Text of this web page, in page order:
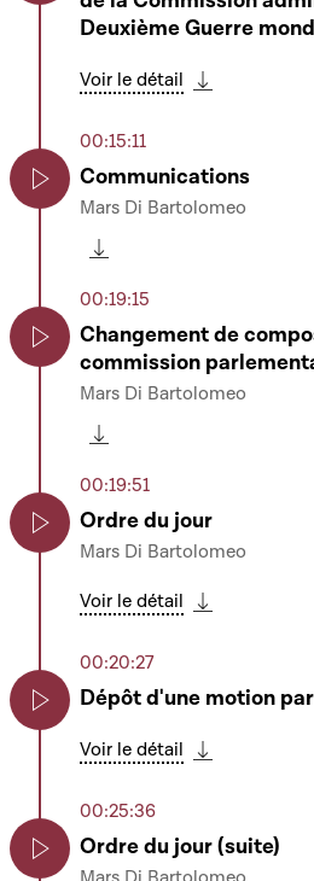
Deuxième Guerre
Voir le détail
00:15:11
Communications
Mars Di Bartolomeo
00:19:15
Changement de
commission
Mars Di Bartolomeo
00:19:51
Ordre du jour
Mars Di Bartolomeo
Voir le détail
00:20:27
Dépôt d'une motion
Voir le détail
00:25:36
Ordre du jour (suite)